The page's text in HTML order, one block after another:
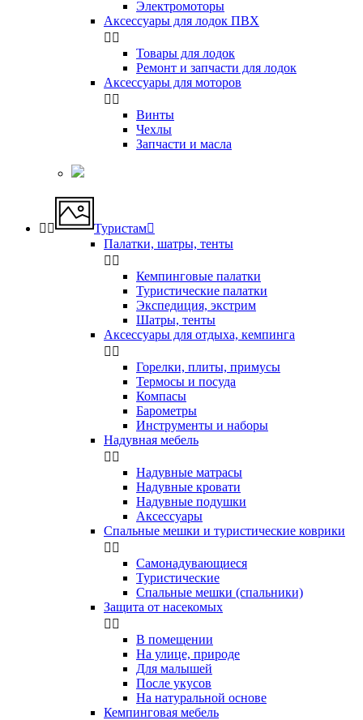
Электромоторы
Аксессуары для лодок ПВХ
 
Товары для лодок
Ремонт и запчасти для лодок
Аксессуары для моторов
 
Винты
Чехлы
Запчасти и масла
  Туристам
Палатки, шатры, тенты
 
Кемпинговые палатки
Туристические палатки
Экспедиция, экстрим
Шатры, тенты
Аксессуары для отдыха, кемпинга
 
Горелки, плиты, примусы
Термосы и посуда
Компасы
Бapoмeтpы
Инструменты и наборы
Надувная мебель
 
Надувные матрасы
Надувные кровати
Надувные подушки
Аксессуары
Спальные мешки и туристические коврики
 
Самонадувающиеся
Туристические
Спальные мешки (спальники)
Защита от насекомых
 
В помещении
На улице, природе
Для малышей
После укусов
На натуральной основе
Кемпинговая мебель